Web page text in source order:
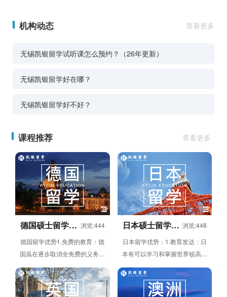
机构动态 查看更多
无锡凯银留学试听课怎么预约？（26年更新）
无锡凯银留学好在哪？
无锡凯银留学好不好？
课程推荐 查看更多
德国硕士留学申 浏览:444
德国留学优势1.免费的教育：德
国虽在逐步取消全免费的义务教
育，但很多联邦州仍在延续提供
免费的教育。2.就业前景光明：
德国...
日本硕士留学申 浏览:448
日本留学优势：1.教育发达：日
本有可以学习和掌握世界较高水
准的技术与知识的环境。大学师
资雄厚，理念当先，学历国际公
认。2...